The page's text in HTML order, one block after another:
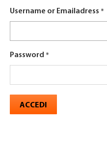
Username or Emailadress
Password
ACCEDI